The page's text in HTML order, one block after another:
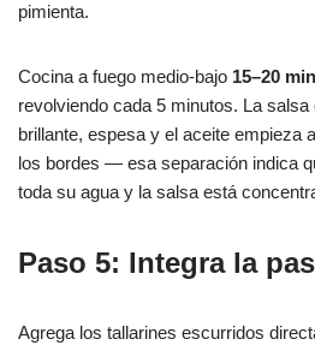
pimienta.
Cocina a fuego medio-bajo 15–20
revolviendo cada 5 minutos. La
brillante, espesa y el aceite empieza
los bordes — esa separación indica
toda su agua y la salsa está
Paso 5: Integra la
Agrega los tallarines escurridos